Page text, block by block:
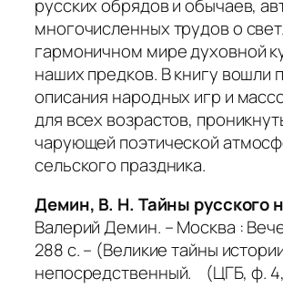
русских обрядов и обычаев,
многочисленных трудов о
гармоничном мире духовной
наших предков. В книгу вошли
описания народных игр и
для всех возрастов,
чарующей поэтической
сельского праздника.
Демин, В. Н. Тайны русского
Валерий Демин. – Москва :
288 с. – (Великие тайны
непосредственный. (ЦГБ, ф.